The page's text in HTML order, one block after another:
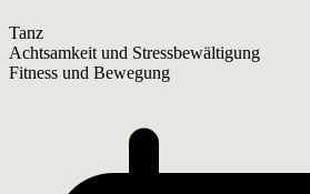
Tanz
Achtsamkeit und Stressbewältigung
Fitness und Bewegung